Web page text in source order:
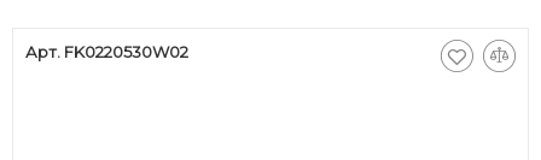
Арт. FK0220530W02